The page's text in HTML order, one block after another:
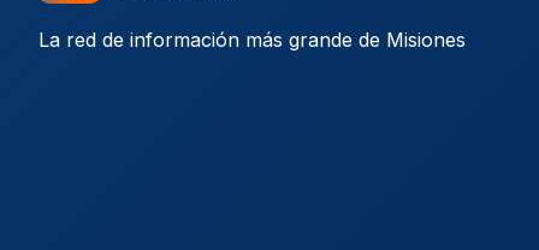
La red de información más grande de Misiones